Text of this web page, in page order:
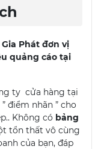
Phát đơn vị
quảng cáo tại
ty cửa hàng tại
điểm nhãn ” cho
Không có bảng
tổn thất vô cùng
của bạn, đáp